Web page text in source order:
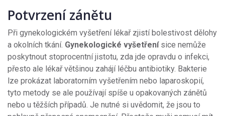
Potvrzení zánětu
Při gynekologickém vyšetření lékař zjistí bolestivost dělohy
a okolních tkání. Gynekologické vyšetřenísice nemůže
poskytnout stoprocentní jistotu, zda jde opravdu o infekci,
přesto ale lékař většinou zahájí léčbu antibiotiky. Bakterie
lze prokázat laboratorním vyšetřením nebo laparoskopií,
tyto metody se ale používají spíše u opakovaných zánětů
nebo u těžších případů. Je nutné si uvědomit, že jsou to